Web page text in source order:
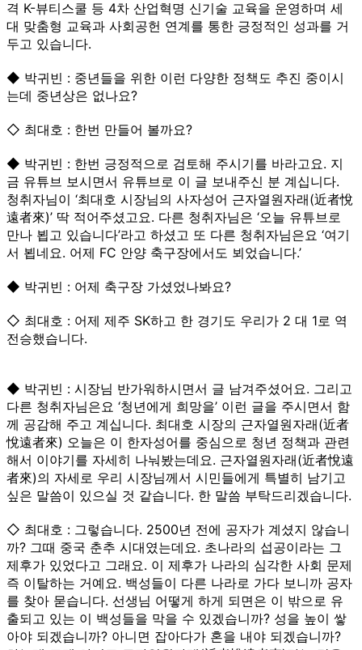
격 K-뷰티스쿨 등 4차 산업혁명 신기술 교육을 운영하며 세
대 맞춤형 교육과 사회공헌 연계를 통한 긍정적인 성과를 거
두고 있습니다.
◆ 박귀빈 : 중년들을 위한 이런 다양한 정책도 추진 중이시
는데 중년상은 없나요?
◇ 최대호 : 한번 만들어 볼까요?
◆ 박귀빈 : 한번 긍정적으로 검토해 주시기를 바라고요. 지
금 유튜브 보시면서 유튜브로 이 글 보내주신 분 계십니다.
청취자님이 ‘최대호 시장님의 사자성어 근자열원자래(近者悅
遠者來)’ 딱 적어주셨고요. 다른 청취자님은 ‘오늘 유튜브로
만나 뵙고 있습니다’라고 하셨고 또 다른 청취자님은요 ‘여기
서 뵙네요. 어제 FC 안양 축구장에서도 뵈었습니다.’
◆ 박귀빈 : 어제 축구장 가셨었나봐요?
◇ 최대호 : 어제 제주 SK하고 한 경기도 우리가 2 대 1로 역
전승했습니다.
◆ 박귀빈 : 시장님 반가워하시면서 글 남겨주셨어요. 그리고
다른 청취자님은요 ‘청년에게 희망을’ 이런 글을 주시면서 함
께 공감해 주고 계십니다. 최대호 시장의 근자열원자래(近者
悅遠者來) 오늘은 이 한자성어를 중심으로 청년 정책과 관련
해서 이야기를 자세히 나눠봤는데요. 근자열원자래(近者悅遠
者來)의 자세로 우리 시장님께서 시민들에게 특별히 남기고
싶은 말씀이 있으실 것 같습니다. 한 말씀 부탁드리겠습니다.
◇ 최대호 : 그렇습니다. 2500년 전에 공자가 계셨지 않습니
까? 그때 중국 춘추 시대였는데요. 초나라의 섭공이라는 그
제후가 있었다고 그래요. 이 제후가 나라의 심각한 사회 문제
즉 이탈하는 거예요. 백성들이 다른 나라로 가다 보니까 공자
를 찾아 묻습니다. 선생님 어떻게 하게 되면은 이 밖으로 유
출되고 있는 이 백성들을 막을 수 있겠습니까? 성을 높이 쌓
아야 되겠습니까? 아니면 잡아다가 혼을 내야 되겠습니까?